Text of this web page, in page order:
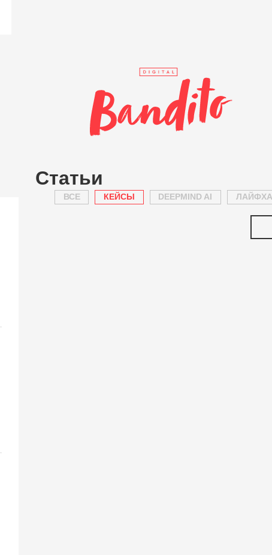
Статьи
ВСЕ КЕЙСЫ DEEPMIND AI